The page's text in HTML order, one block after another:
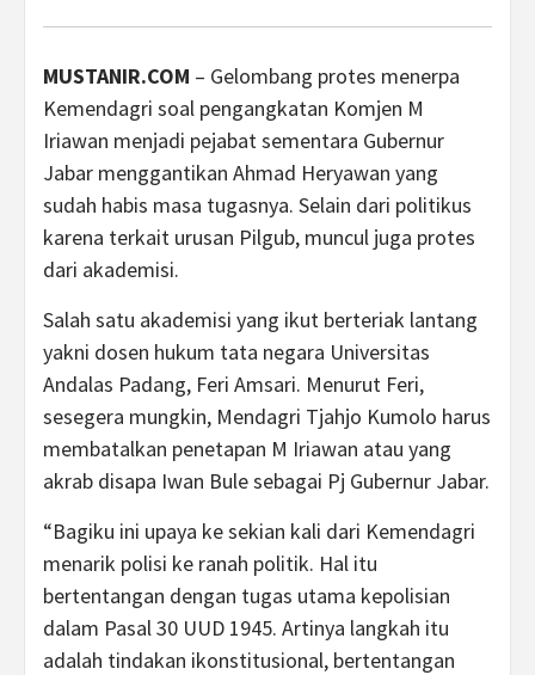
MUSTANIR.COM – Gelombang protes menerpa
Kemendagri soal pengangkatan Komjen M
Iriawan menjadi pejabat sementara Gubernur
Jabar menggantikan Ahmad Heryawan yang
sudah habis masa tugasnya. Selain dari politikus
karena terkait urusan Pilgub, muncul juga protes
dari akademisi.
Salah satu akademisi yang ikut berteriak lantang
yakni dosen hukum tata negara Universitas
Andalas Padang, Feri Amsari. Menurut Feri,
sesegera mungkin, Mendagri Tjahjo Kumolo harus
membatalkan penetapan M Iriawan atau yang
akrab disapa Iwan Bule sebagai Pj Gubernur Jabar.
“Bagiku ini upaya ke sekian kali dari Kemendagri
menarik polisi ke ranah politik. Hal itu
bertentangan dengan tugas utama kepolisian
dalam Pasal 30 UUD 1945. Artinya langkah itu
adalah tindakan ikonstitusional, bertentangan